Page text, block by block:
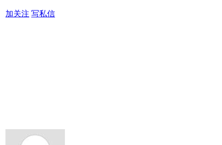
加关注 写私信